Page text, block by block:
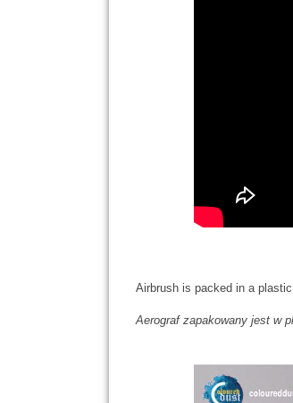
Airbrush is packed in a
Aerograf zapakowany jest w